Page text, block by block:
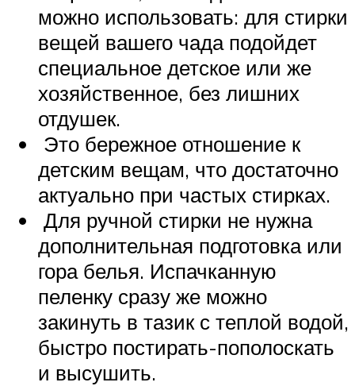
можно использовать: для стирки
вещей вашего чада подойдет
специальное детское или же
хозяйственное, без лишних
отдушек.
Это бережное отношение к
детским вещам, что достаточно
актуально при частых стирках.
Для ручной стирки не нужна
дополнительная подготовка или
гора белья. Испачканную
пеленку сразу же можно
закинуть в тазик с теплой водой,
быстро постирать-пополоскать
и высушить.